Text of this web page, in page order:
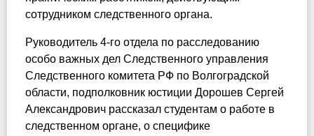
сотрудником следственного органа.
Руководитель 4-го отдела по расследованию
особо важных дел Следственного управления
Следственного комитета РФ по Волгоградской
области, подполковник юстиции Дорошев Сергей
Александрович рассказал студентам о работе в
следственном органе, о специфике